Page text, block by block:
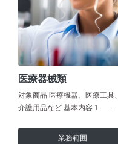
医療器械類
対象商品 医療機器、医療工具、
介護用品など 基本内容 1. …
業務範囲